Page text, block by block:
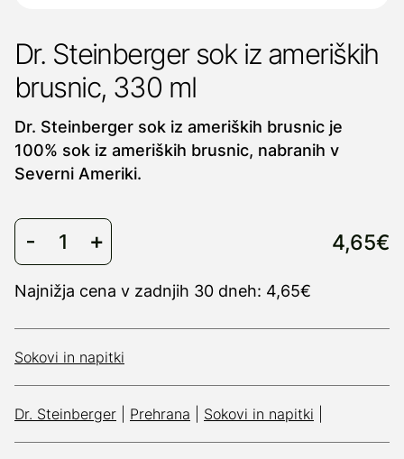
Dr. Steinberger sok iz ameriških
brusnic, 330 ml
Dr. Steinberger sok iz ameriških brusnic je
100% sok iz ameriških brusnic, nabranih v
Severni Ameriki.
4,65€
Najnižja cena v zadnjih 30 dneh: 4,65€
Sokovi in napitki
Dr. Steinberger Prehrana Sokovi in napitki